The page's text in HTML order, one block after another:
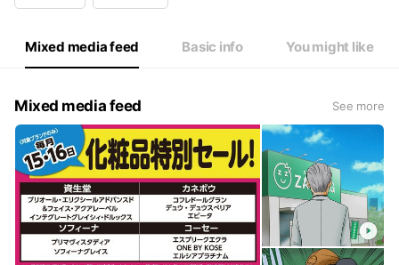
Mixed media feed Basic info You might like
Mixed media feed See more